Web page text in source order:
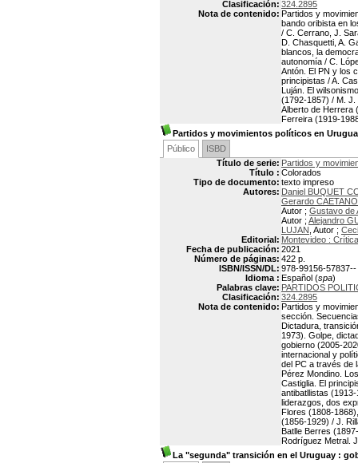
Clasificación: 324.2895
Nota de contenido: Partidos y
bando oribista en
/ C. Cerrano, J.
D. Chasquetti, A.
blancos, la
autonomía / C.
Antón. El PN y los
principistas / A.
Luján. El
(1792-1857) / M. J.
Alberto de Herrera
Ferreira (1919-
Partidos y movimientos políticos en
Público
ISBD
Título de serie: Partidos y
Título : Colorados
Tipo de documento: texto impreso
Autores: Daniel BUQUET
Gerardo
Autor ; Gustavo de
Autor ; Alejandro
LUJAN , Autor ;
Editorial: Montevideo : Crítica
Fecha de publicación: 2021
Número de páginas: 422 p.
ISBN/ISSN/DL: 978-99156-57837--
Idioma : Español (spa)
Palabras clave: PARTIDOS
Clasificación: 324.2895
Nota de contenido: Partidos y
sección.
Dictadura,
1973). Golpe,
gobierno (2005-
internacional y
del PC a través de
Pérez Mondino.
Castiglia. El
antibatllistas
liderazgos, dos
Flores (1808-
(1856-1929) / J.
Batlle Berres
Rodríguez Metral.
La "segunda" transición en el Uruguay :